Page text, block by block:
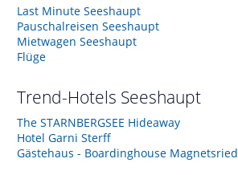
Last Minute Seeshaupt
Pauschalreisen Seeshaupt
Mietwagen Seeshaupt
Flüge
Trend-Hotels Seeshaupt
The STARNBERGSEE Hideaway
Hotel Garni Sterff
Gästehaus - Boardinghouse Magnetsried